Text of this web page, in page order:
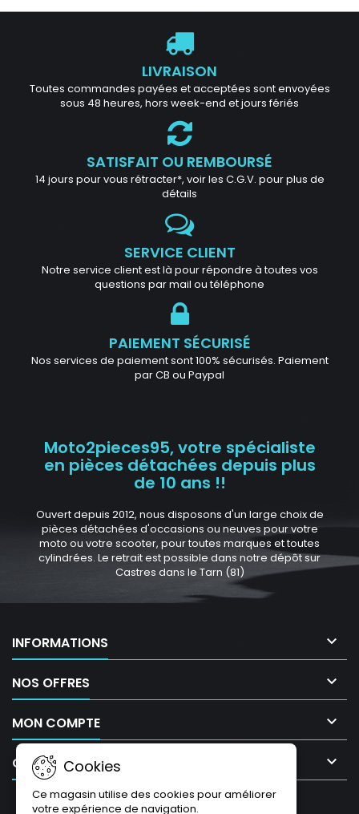
LIVRAISON
Toutes commandes payées et acceptées sont envoyées
sous 48 heures, hors week-end et jours fériés
SATISFAIT OU REMBOURSÉ
14 jours pour vous rétracter*, voir les C.G.V. pour plus de
détails
SERVICE CLIENT
Notre service client est là pour répondre à toutes vos
questions par mail ou téléphone
PAIEMENT SÉCURISÉ
Nos services de paiement sont 100% sécurisés. Paiement
par CB ou Paypal
Moto2pieces95, votre spécialiste
en pièces détachées depuis plus
de 10 ans !!
Ouvert depuis 2012, nous disposons d'un large choix de
pièces détachées d'occasions ou neuves pour votre
moto ou votre scooter, pour toutes marques et toutes
cylindrées. Le retrait est possible dans notre dépôt sur
Castres dans le Tarn (81)
INFORMATIONS 
NOS OFFRES 
MON COMPTE 
CONTACT 
Cookies
Ce magasin utilise des cookies pour améliorer
votre expérience de navigation.
LETTRE D'INFORMATIONS